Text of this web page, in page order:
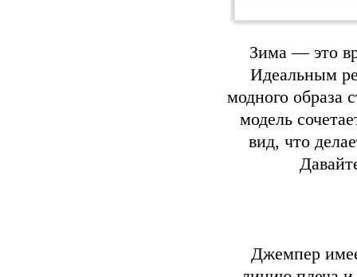
Зима — это
Идеальным
модного образа
модель
вид, что
Джемпер